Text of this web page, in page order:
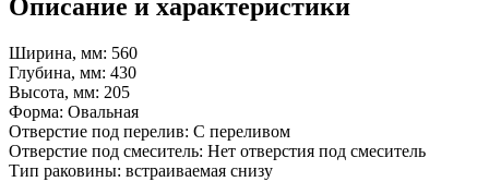
Описание и характеристики
Ширина, мм: 560
Глубина, мм: 430
Высота, мм: 205
Форма: Овальная
Отверстие под перелив: С переливом
Отверстие под смеситель: Нет отверстия под смеситель
Тип раковины: встраиваемая снизу